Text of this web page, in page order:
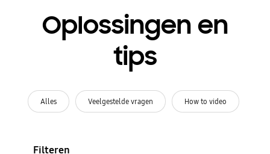
Oplossingen en
tips
Alles Veelgestelde vragen How to video
Filteren